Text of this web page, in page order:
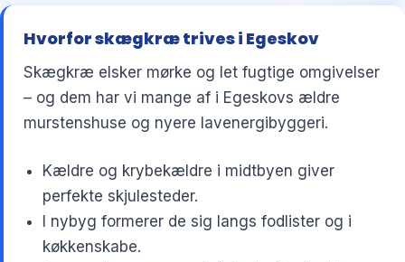
Hvorfor skægkræ trives i Egeskov
Skægkræ elsker mørke og let fugtige omgivelser
– og dem har vi mange af i Egeskovs ældre
murstenshuse og nyere lavenergibyggeri.
Kældre og krybekældre i midtbyen giver
perfekte skjulesteder.
I nybyg formerer de sig langs fodlister og i
køkkenskabe.